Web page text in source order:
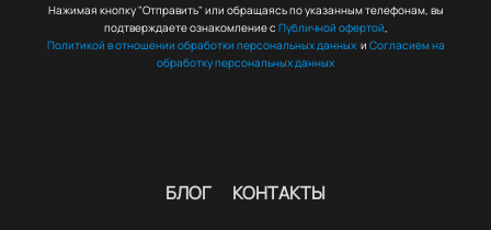
Нажимая кнопку "Отправить" или обращаясь по указанным телефонам, вы
подтверждаете ознакомление с Публичной офертой
Политикой в отношении обработки персональных данных и Согласием на
обработку персональных данных
БЛОГ КОНТАКТЫ